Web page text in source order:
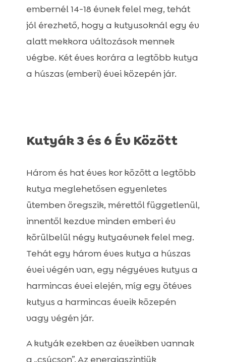
embernél 14-18 évnek felel meg, tehát
jól érezhető, hogy a kutyusoknál egy év
alatt mekkora változások mennek
végbe. Két éves korára a legtöbb kutya
a húszas (emberi) évei közepén jár.
Kutyák 3 és 6 Év Között
Három és hat éves kor között a legtöbb
kutya meglehetősen egyenletes
ütemben öregszik, mérettől függetlenül,
innentől kezdve minden emberi év
körülbelül négy kutyaévnek felel meg.
Tehát egy három éves kutya a húszas
évei végén van, egy négyéves kutyus a
harmincas évei elején, míg egy ötéves
kutyus a harmincas éveik közepén
vagy végén jár.
A kutyák ezekben az éveikben vannak